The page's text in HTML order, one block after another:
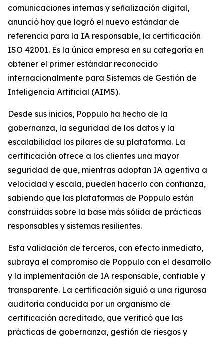
comunicaciones internas y señalización digital,
anunció hoy que logró el nuevo estándar de
referencia para la IA responsable, la certificación
ISO 42001. Es la única empresa en su categoría en
obtener el primer estándar reconocido
internacionalmente para Sistemas de Gestión de
Inteligencia Artificial (AIMS).
Desde sus inicios, Poppulo ha hecho de la
gobernanza, la seguridad de los datos y la
escalabilidad los pilares de su plataforma. La
certificación ofrece a los clientes una mayor
seguridad de que, mientras adoptan IA agentiva a
velocidad y escala, pueden hacerlo con confianza,
sabiendo que las plataformas de Poppulo están
construidas sobre la base más sólida de prácticas
responsables y sistemas resilientes.
Esta validación de terceros, con efecto inmediato,
subraya el compromiso de Poppulo con el desarrollo
y la implementación de IA responsable, confiable y
transparente. La certificación siguió a una rigurosa
auditoría conducida por un organismo de
certificación acreditado, que verificó que las
prácticas de gobernanza, gestión de riesgos y